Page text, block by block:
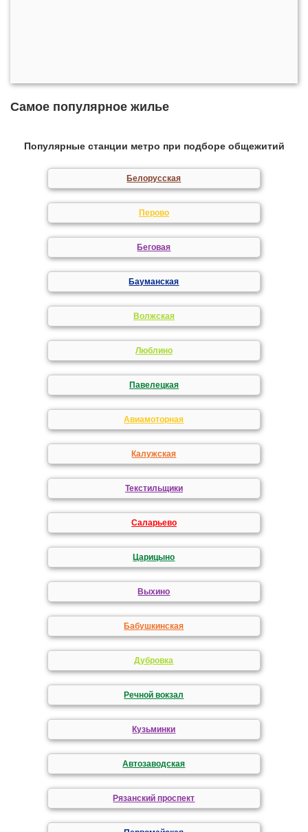
Самое популярное жилье
Популярные станции метро при подборе общежитий
Белорусская
Перово
Беговая
Бауманская
Волжская
Люблино
Павелецкая
Авиамоторная
Калужская
Текстильщики
Саларьево
Царицыно
Выхино
Бабушкинская
Дубровка
Речной вокзал
Кузьминки
Автозаводская
Рязанский проспект